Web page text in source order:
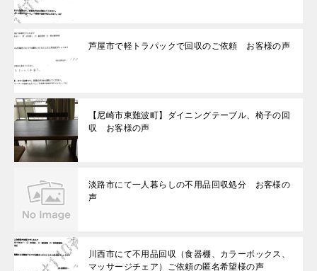
芦屋市で軽トラパックで回収のご依頼 お客様の声
【尼崎市東難波町】ダイニングテーブル、椅子の回
収 お客様の声
淡路市にて一人暮らしの不用品回収処分 お客様の
声
川西市にて不用品回収（食器棚、カラーボックス、
マッサージチェア）ご依頼の匿名希望様の声